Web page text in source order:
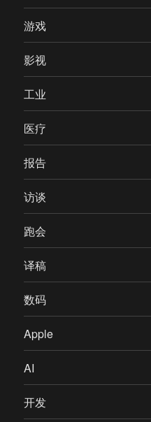
游戏
影视
工业
医疗
报告
访谈
跑会
译稿
数码
Apple
AI
开发